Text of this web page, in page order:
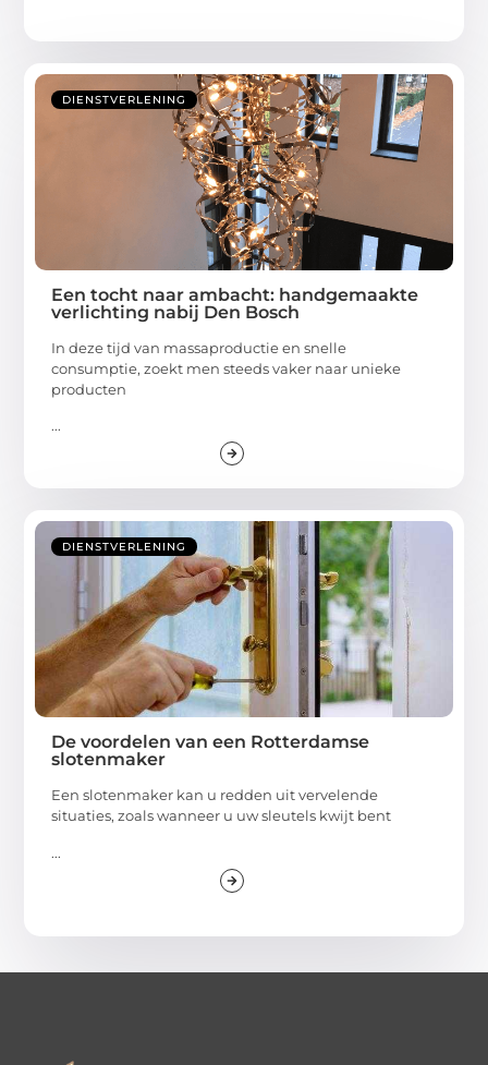
DIENSTVERLENING
Een tocht naar ambacht: handgemaakte
verlichting nabij Den Bosch
In deze tijd van massaproductie en snelle
consumptie, zoekt men steeds vaker naar unieke
producten
...
DIENSTVERLENING
De voordelen van een Rotterdamse
slotenmaker
Een slotenmaker kan u redden uit vervelende
situaties, zoals wanneer u uw sleutels kwijt bent
...